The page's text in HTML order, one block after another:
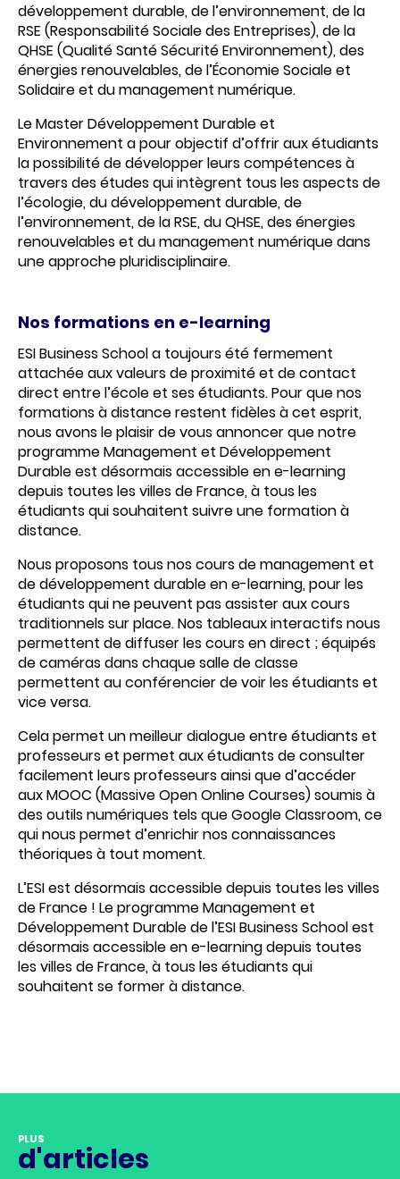
développement durable, de l’environnement, de la
RSE (Responsabilité Sociale des Entreprises), de la
QHSE (Qualité Santé Sécurité Environnement), des
énergies renouvelables, de l’Économie Sociale et
Solidaire et du management numérique.
Le Master Développement Durable et
Environnement a pour objectif d’offrir aux étudiants
la possibilité de développer leurs compétences à
travers des études qui intègrent tous les aspects de
l’écologie, du développement durable, de
l’environnement, de la RSE, du QHSE, des énergies
renouvelables et du management numérique dans
une approche pluridisciplinaire.
Nos formations en e-learning
ESI Business School a toujours été fermement
attachée aux valeurs de proximité et de contact
direct entre l’école et ses étudiants. Pour que nos
formations à distance restent fidèles à cet esprit,
nous avons le plaisir de vous annoncer que notre
programme Management et Développement
Durable est désormais accessibleen e-learning
depuis toutes les villes de France, à tous les
étudiants qui souhaitent suivre une formation à
distance.
Nous proposons tous nos cours de management et
de développement durable en e-learning, pour les
étudiants qui ne peuvent pas assister aux cours
traditionnels sur place. Nos tableaux interactifs nous
permettent de diffuser les cours en direct ; équipés
de caméras dans chaque salle de classe
permettent au conférencier de voir les étudiants et
vice versa.
Cela permet un meilleur dialogue entre étudiants et
professeurs et permet aux étudiants de consulter
facilement leurs professeurs ainsi que d’accéder
aux MOOC (Massive Open Online Courses) soumis à
des outils numériques tels que Google Classroom, ce
qui nous permet d’enrichir nos connaissances
théoriques à tout moment.
L’ESI est désormais accessible depuis toutes les villes
de France ! Le programme Management et
Développement Durable de l’ESI Business School est
désormais accessible en e-learning depuis toutes
les villes de France, à tous les étudiants qui
souhaitent se former à distance.
PLUS
d'articles